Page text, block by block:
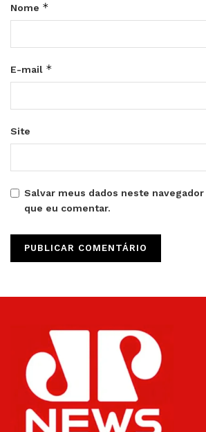
Nome *
E-mail *
Site
Salvar meus dados neste
que eu comentar.